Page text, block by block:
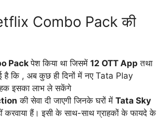
Combo Pack की
Packपेश किया था जिसमें 12 OTT App तथा
है कि , अब कुछ ही दिनों में नए Tata Play
इसका लाभ ले सकेंगे
की सेवा दी जाएगी जिनके घरों में Tata Sky
करवाया हैं। इसी के साथ-साथ ग्राहकों के फायदे के